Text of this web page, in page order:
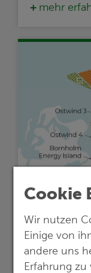
Cookie
Wir nutzen
Einige von
andere uns
Erfahrung zu
mehr
OSTWIND
für